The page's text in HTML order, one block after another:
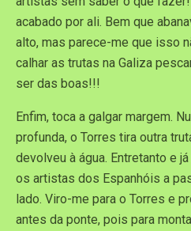
acabado por ali. Bem que
alto, mas parece-me que isso
calhar as trutas na Galiza
ser das boas!!!
Enfim, toca a galgar margem.
profunda, o Torres tira outra
devolveu à água. Entretanto e
os artistas dos Espanhóis a
lado. Viro-me para o Torres e
antes da ponte, pois para